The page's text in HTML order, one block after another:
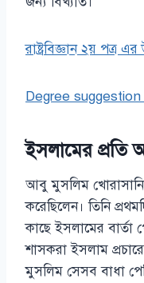
রাষ্ট্রবিজ্ঞান ২য় পত্র এর
Degree
ইসলামের প্রতি
আবু মুসলিম
করেছিলেন। তিনি
কাছে ইসলামের বার্তা
শাসকরা ইসলাম
মুসলিম সেসব বাধা